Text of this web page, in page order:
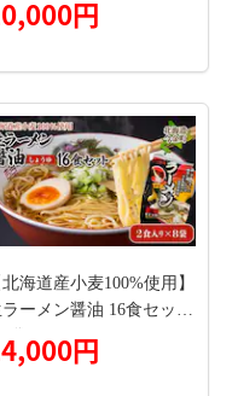
祝除く)》無添加 和歌山
ラーメン しょうゆラーメ
---wsh_tra13_30d_23_1000
円
北海道産小麦100%使用】
ーメン醤油 16食セット
8袋） F21X-393
円